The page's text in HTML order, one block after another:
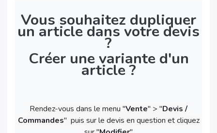
Vous souhaitez dupliquer
un article dans votre devis
?
Créer une variante d'un
article ?
Rendez-vous dans le menu "Vente" > "Devis /
Commandes" puis sur le devis en question et cliquez